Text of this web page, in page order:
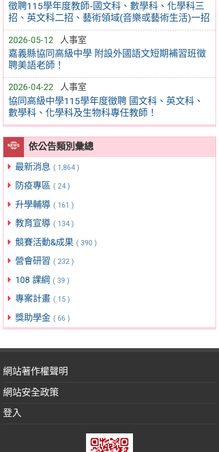
徵聘115學年度教師-國文科、數學科、化學科三
招、英文科二招、藝術領域(音樂或藝術生活)一招
2026-05-12 人事室
嘉義縣協同高級中學 附設外國語文短期補習班徵
聘美語老師！
2026-04-22 人事室
協同高級中學115學年度徵聘 國文科、英文科、
數學科、化學科及生物科專任教師！
依公告類別彙總
最新消息 ( 1,864 )
防疫專區 ( 24 )
升學輔導 ( 161 )
教育宣導 ( 134 )
競賽活動&成果 ( 390 )
營會研習 ( 232 )
108 課綱 ( 39 )
專案計畫 ( 15 )
獎助學金 ( 66 )
網站著作權聲明
網站安全政策
登入